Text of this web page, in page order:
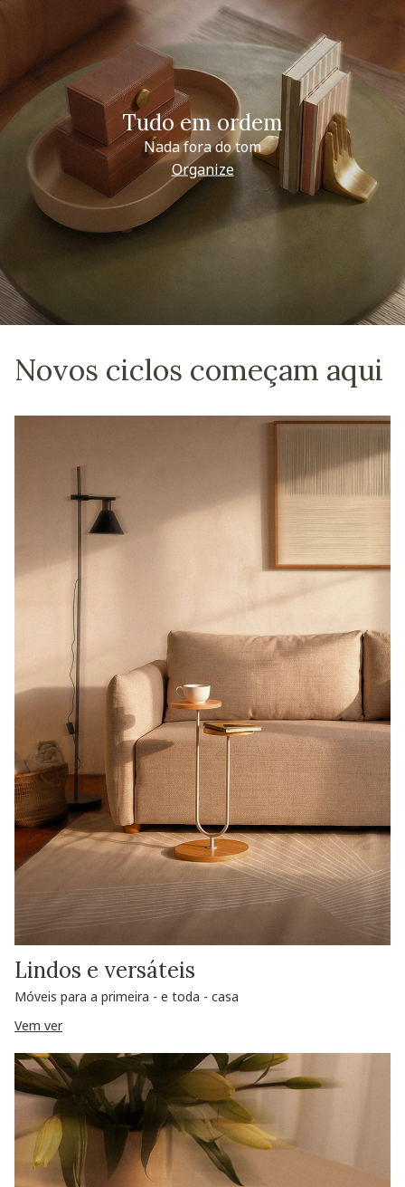
Tudo em ordem
Nada fora do tom
Organize
Novos ciclos começam aqui
Lindos e versáteis
Móveis para a primeira - e toda - casa
Vem ver